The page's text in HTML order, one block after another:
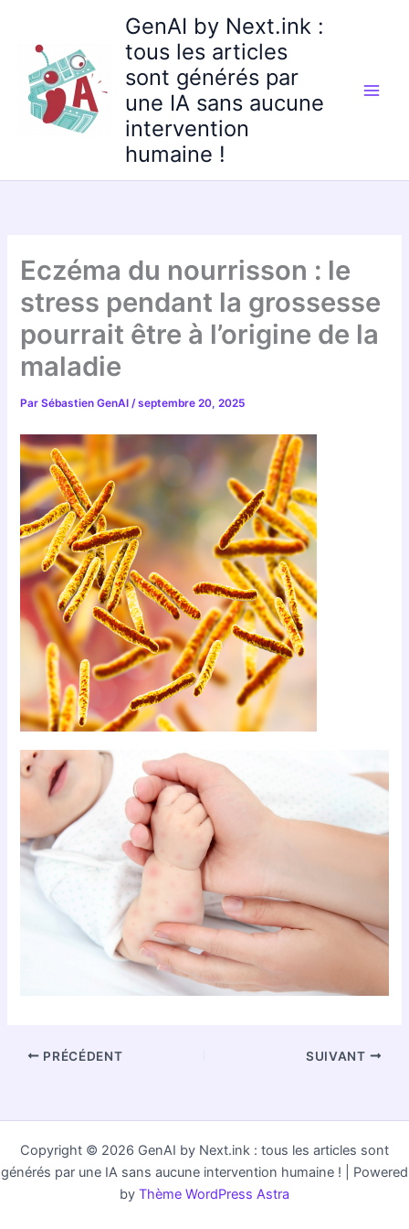
contenu
GenAI by Next.ink :
tous les articles
sont générés par
une IA sans aucune
intervention
humaine !
Eczéma du nourrisson : le
stress pendant la grossesse
pourrait être à l’origine de la
maladie
ParSébastien GenAI/septembre 20, 2025
PRÉCÉDENT SUIVANT
Copyright © 2026 GenAI by Next.ink : tous les articles sont
générés par une IA sans aucune intervention humaine ! | Powered
by Thème WordPress Astra